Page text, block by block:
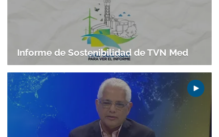
Informe de Sostenibilidad de TVN Med